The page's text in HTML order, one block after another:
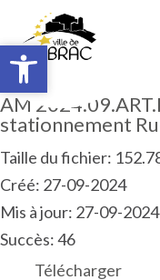
Ouvrir la barre d’outils
AM
stationnement
Taille du fichier:
Créé: 27-09-2024
Mis à jour: 27-09-2024
Succès: 46
Télécharger
Ouvrir la barre d’outils